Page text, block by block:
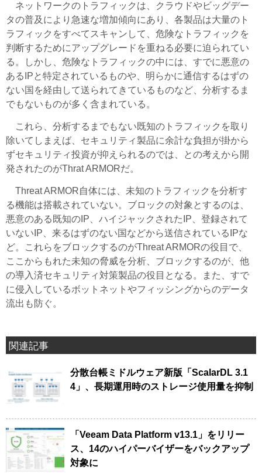
ネットワークのトラフィックは、クラウドやビッグデー
タの普及により急速な増加傾向にあり、各製品は大量のト
ラフィックをすべてスキャンして、危険なトラフィックを
判断するためにアップグレードを重ねる必要に迫られてい
る。しかし、危険なトラフィックの中には、すでに悪意の
あるIPと特定されているものや、明らかに通信するはずの
ない国を経由して送られてきているものなど、分析するま
でもないものが多く含まれている。
これら、分析するまでもない既知のトラフィックを取り
除いてしまえば、セキュリティ製品に余計な負担が掛から
ずセキュリティ投資が抑えられるのでは、との考えから開
発されたのがThrat ARMORだ。
Threat ARMOR自体には、未知のトラフィックを分析す
る機能は搭載されていない。ブロックの対象とするのは、
悪意のある既知のIP、ハイジャックされたIP、登録されて
いないIP、来るはずのない国などから送信されているIPな
ど。これらをブロックするのがThreat ARMORの役目で、
ここからもれた未知の脅威を分析、ブロックするのが、他
の導入済セキュリティ対策製品の役目となる。また、すで
に侵入しているボットネットやフィッシングからのデータ
流出も防ぐ。
関連記事
分散台帳ミドルウェア新版「ScalarDL 3.1
4」、長期運用時のストレージ使用量を抑制
「Veeam Data Platform v13.1」をリリー
ス、14のハイパーバイザーをバックアップ
対象に